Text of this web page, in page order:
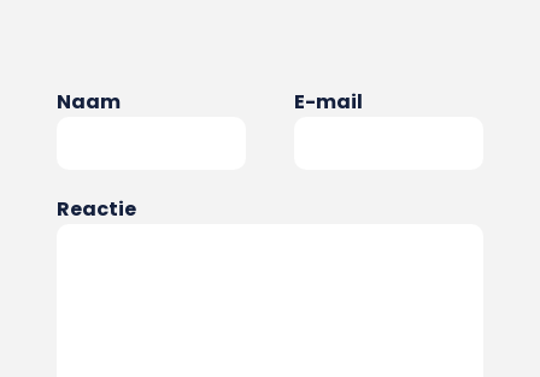
Naam E-mail
Reactie